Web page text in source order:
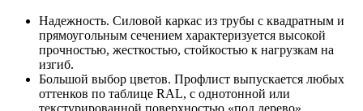
Надежность. Силовой каркас из трубы с квадратным и
прямоугольным сечением характеризуется высокой
прочностью, жесткостью, стойкостью к нагрузкам на
изгиб.
Большой выбор цветов. Профлист выпускается любых
оттенков по таблице RAL, с однотонной или